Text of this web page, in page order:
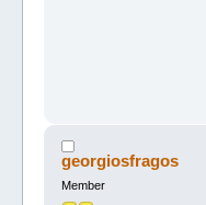
georgiosfragos
Member